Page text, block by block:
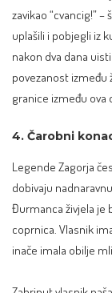
zavikao “cvancig!”
uplašili i pobjegli iz
nakon dva dana
povezanost između
granice između ova
4. Čarobni
Legende Zagorja
dobivaju
Đurmanca živjela je
coprnica. Vlasnik
inače imala obilje